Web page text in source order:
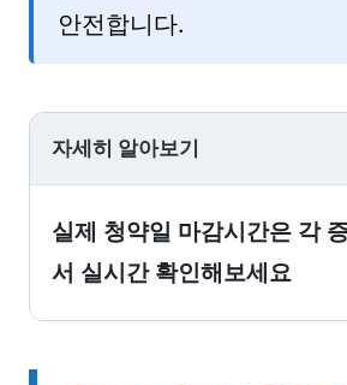
안전합니다.
자세히 알아보기
실제 청약일 마감시간은 각
서 실시간 확인해보세요